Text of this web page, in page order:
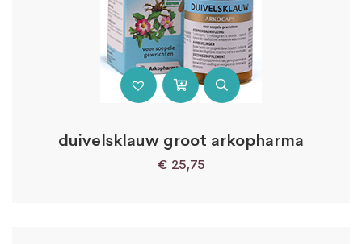
duivelsklauw groot arkopharma
€ 25,75